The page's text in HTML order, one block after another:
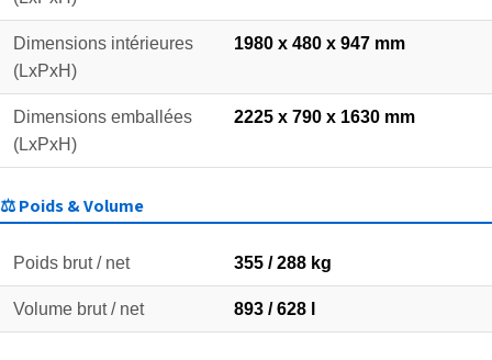
Dimensions intérieures
(LxPxH)
1980 x 480 x 947 mm
Dimensions emballées
(LxPxH)
2225 x 790 x 1630 mm
⚖️ Poids & Volume
Poids brut / net 355 / 288 kg
Volume brut / net 893 / 628 l